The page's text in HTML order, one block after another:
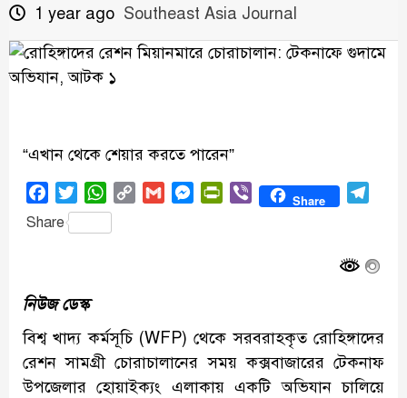
1 year ago Southeast Asia Journal
“এখান থেকে শেয়ার করতে পারেন”
FacebookTwitterWhatsApp
Copy
Gmail MessengerPrintFriendly
Viber Share
Share
নিউজ ডেস্ক
বিশ্ব খাদ্য কর্মসূচি (WFP) থেকে সরবরাহকৃত রোহিঙ্গাদের
রেশন সামগ্রী চোরাচালানের সময় কক্সবাজারের টেকনাফ
উপজেলার হোয়াইক্যং এলাকায় একটি অভিযান চালিয়ে